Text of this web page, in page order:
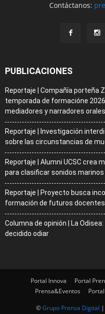
Contáctanos:
PUBLICACIONES
Reportaje | Compañía porteña
temporada de formacióne
mediadores y narradores orales
Reportaje | Investigación
sobre las circunstancias de
Reportaje | Alumni UCSC crea
para clasificar sonidos marinos
Reportaje | Proyecto busca
formación de futuros docentes
Columna de opinión | La
decidido odiar
Portal Innova Portal
Prensa&Eventos
©Grupo Prensa Digital |